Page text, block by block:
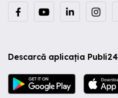
Descarcă aplicația Publi24